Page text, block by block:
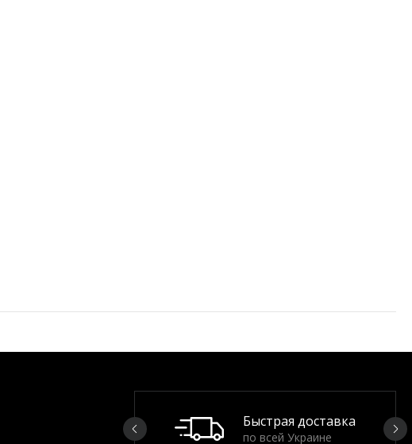
Быстрая доставка
по всей Украине